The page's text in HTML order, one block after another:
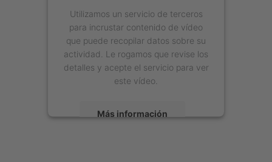
Utilizamos un servicio de terceros
para incrustar contenido de vídeo
que puede recopilar datos sobre su
actividad. Le rogamos que revise los
detalles y acepte el servicio para ver
este vídeo.
Más información